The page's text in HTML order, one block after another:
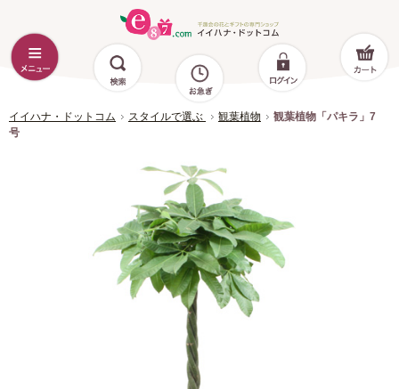
イイハナ・ドットコム スタイルで選ぶ 観葉植物
観葉植物「パキラ」7
号